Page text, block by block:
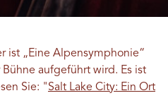
ist „Eine Alpensymphonie“
aufgeführt wird. Es ist
Sie: "Salt Lake City: Ein Ort